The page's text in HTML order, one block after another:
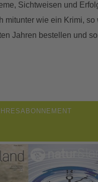
Sichtweisen und
wie ein Krimi,
Jahren bestellen und